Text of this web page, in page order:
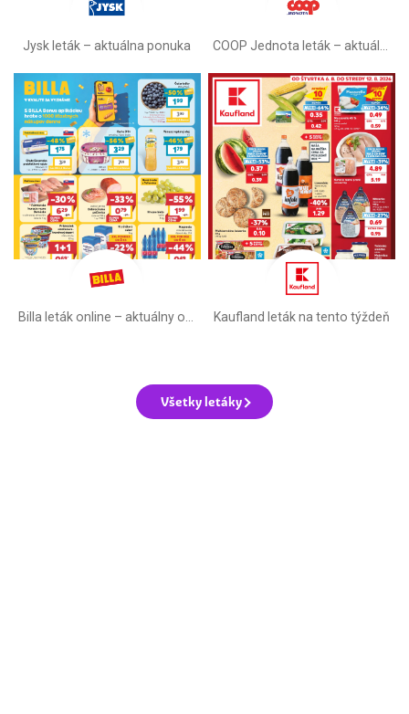
Jysk leták – aktuálna ponuka COOP Jednota leták –⁠ aktuálny
Kaufland leták na tento týždeň
Všetky letáky